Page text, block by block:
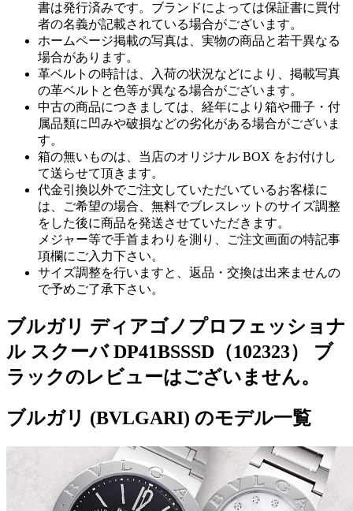
書は発行済みです。ブランドによっては保証書に買付
者の名義が記載されている場合がございます。
ホームページ掲載の写真は、実物の商品と若干異なる
場合があります。
革ベルトの時計は、入荷の状況などにより、掲載写真
の革ベルトと色等が異なる場合がございます。
中古の商品につきましては、経年により箱や冊子・付
属品類に凹みや破損などの劣化がある場合がございま
す。
箱の無いものは、当店のオリジナル BOX をお付けし
て送らせて頂きます。
代金引換以外でご注文していただいているお客様に
は、ご希望の場合、無料でブレスレットのサイズ調整
をした後に商品を発送させていただきます。
メジャー等で手首まわりを測り、ご注文画面の特記事
項欄にご入力下さい。
サイズ調整を行いますと、返品・交換は出来ませんの
で予めご了承下さい。
ブルガリ ディアゴノプロフェッショナ
ル スクーバ DP41BSSSD（102323） ブ
ラックのレビューはございません。
ブルガリ (BVLGARI) のモデル一覧